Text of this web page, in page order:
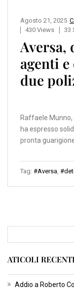
Agosto 21, 2025
430 Views
33
Aversa,
agenti
due
Raffaele
ha espresso
pronta
Tag: #Aversa,
ATICOLI RECENTI
Addio a Roberto